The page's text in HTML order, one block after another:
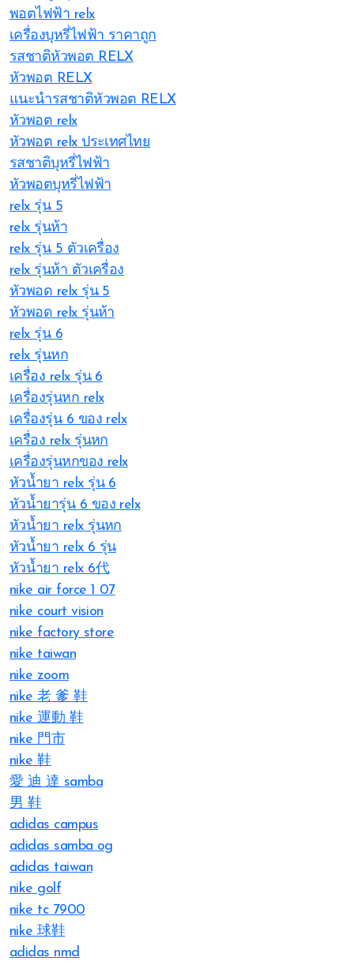
พอตไฟฟ้า relx
เครื่องบุหรี่ไฟฟ้า ราคาถูก
รสชาติหัวพอต RELX
หัวพอต RELX
แนะนำรสชาติหัวพอต RELX
หัวพอต relx
หัวพอต relx ประเทศไทย
รสชาติบุหรี่ไฟฟ้า
หัวพอตบุหรี่ไฟฟ้า
relx รุ่น 5
relx รุ่นห้า
relx รุ่น 5 ตัวเครื่อง
relx รุ่นห้า ตัวเครื่อง
หัวพอด relx รุ่น 5
หัวพอด relx รุ่นห้า
relx รุ่น 6
relx รุ่นหก
เครื่อง relx รุ่น 6
เครื่องรุ่นหก relx
เครื่องรุ่น 6 ของ relx
เครื่อง relx รุ่นหก
เครื่องรุ่นหกของ relx
หัวน้ำยา relx รุ่น 6
หัวน้ำยารุ่น 6 ของ relx
หัวน้ำยา relx รุ่นหก
หัวน้ำยา relx 6 รุ่น
หัวน้ำยา relx 6代
nike air force 1 07
nike court vision
nike factory store
nike taiwan
nike zoom
nike 老 爹 鞋
nike 運動 鞋
nike 門市
nike 鞋
愛 迪 達 samba
男 鞋
adidas campus
adidas samba og
adidas taiwan
nike golf
nike tc 7900
nike 球鞋
adidas nmd